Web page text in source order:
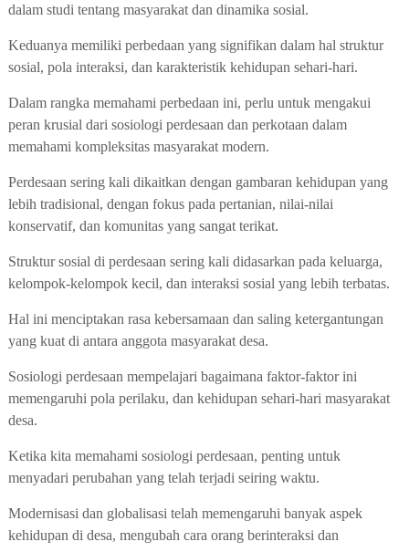
dalam studi tentang masyarakat dan dinamika sosial.
Keduanya memiliki perbedaan yang signifikan dalam hal struktur
sosial, pola interaksi, dan karakteristik kehidupan sehari-hari.
Dalam rangka memahami perbedaan ini, perlu untuk mengakui
peran krusial dari sosiologi perdesaan dan perkotaan dalam
memahami kompleksitas masyarakat modern.
Perdesaan sering kali dikaitkan dengan gambaran kehidupan yang
lebih tradisional, dengan fokus pada pertanian, nilai-nilai
konservatif, dan komunitas yang sangat terikat.
Struktur sosial di perdesaan sering kali didasarkan pada keluarga,
kelompok-kelompok kecil, dan interaksi sosial yang lebih terbatas.
Hal ini menciptakan rasa kebersamaan dan saling ketergantungan
yang kuat di antara anggota masyarakat desa.
Sosiologi perdesaan mempelajari bagaimana faktor-faktor ini
memengaruhi pola perilaku, dan kehidupan sehari-hari masyarakat
desa.
Ketika kita memahami sosiologi perdesaan, penting untuk
menyadari perubahan yang telah terjadi seiring waktu.
Modernisasi dan globalisasi telah memengaruhi banyak aspek
kehidupan di desa, mengubah cara orang berinteraksi dan